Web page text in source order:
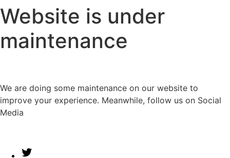
Website is under
maintenance
We are doing some maintenance on our website to
improve your experience. Meanwhile, follow us on Social
Media